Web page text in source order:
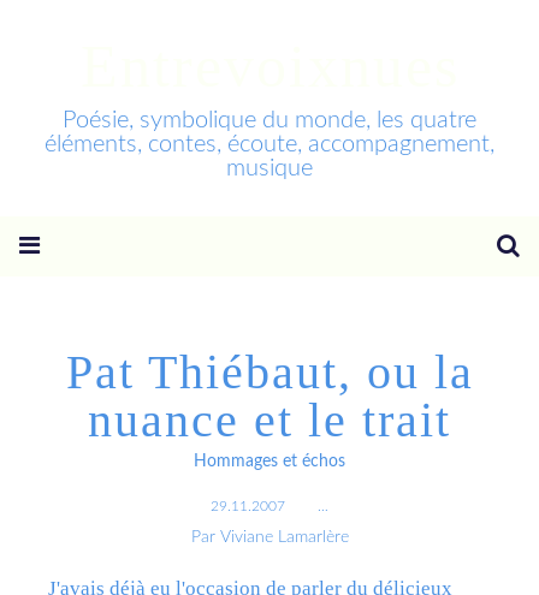
Poésie, symbolique du monde, les quatre
éléments, contes, écoute, accompagnement,
musique
Pat Thiébaut, ou la
nuance et le trait
Hommages et échos
29.11.2007
Par Viviane Lamarlère
J'avais déjà eu l'occasion de parler du délicieux